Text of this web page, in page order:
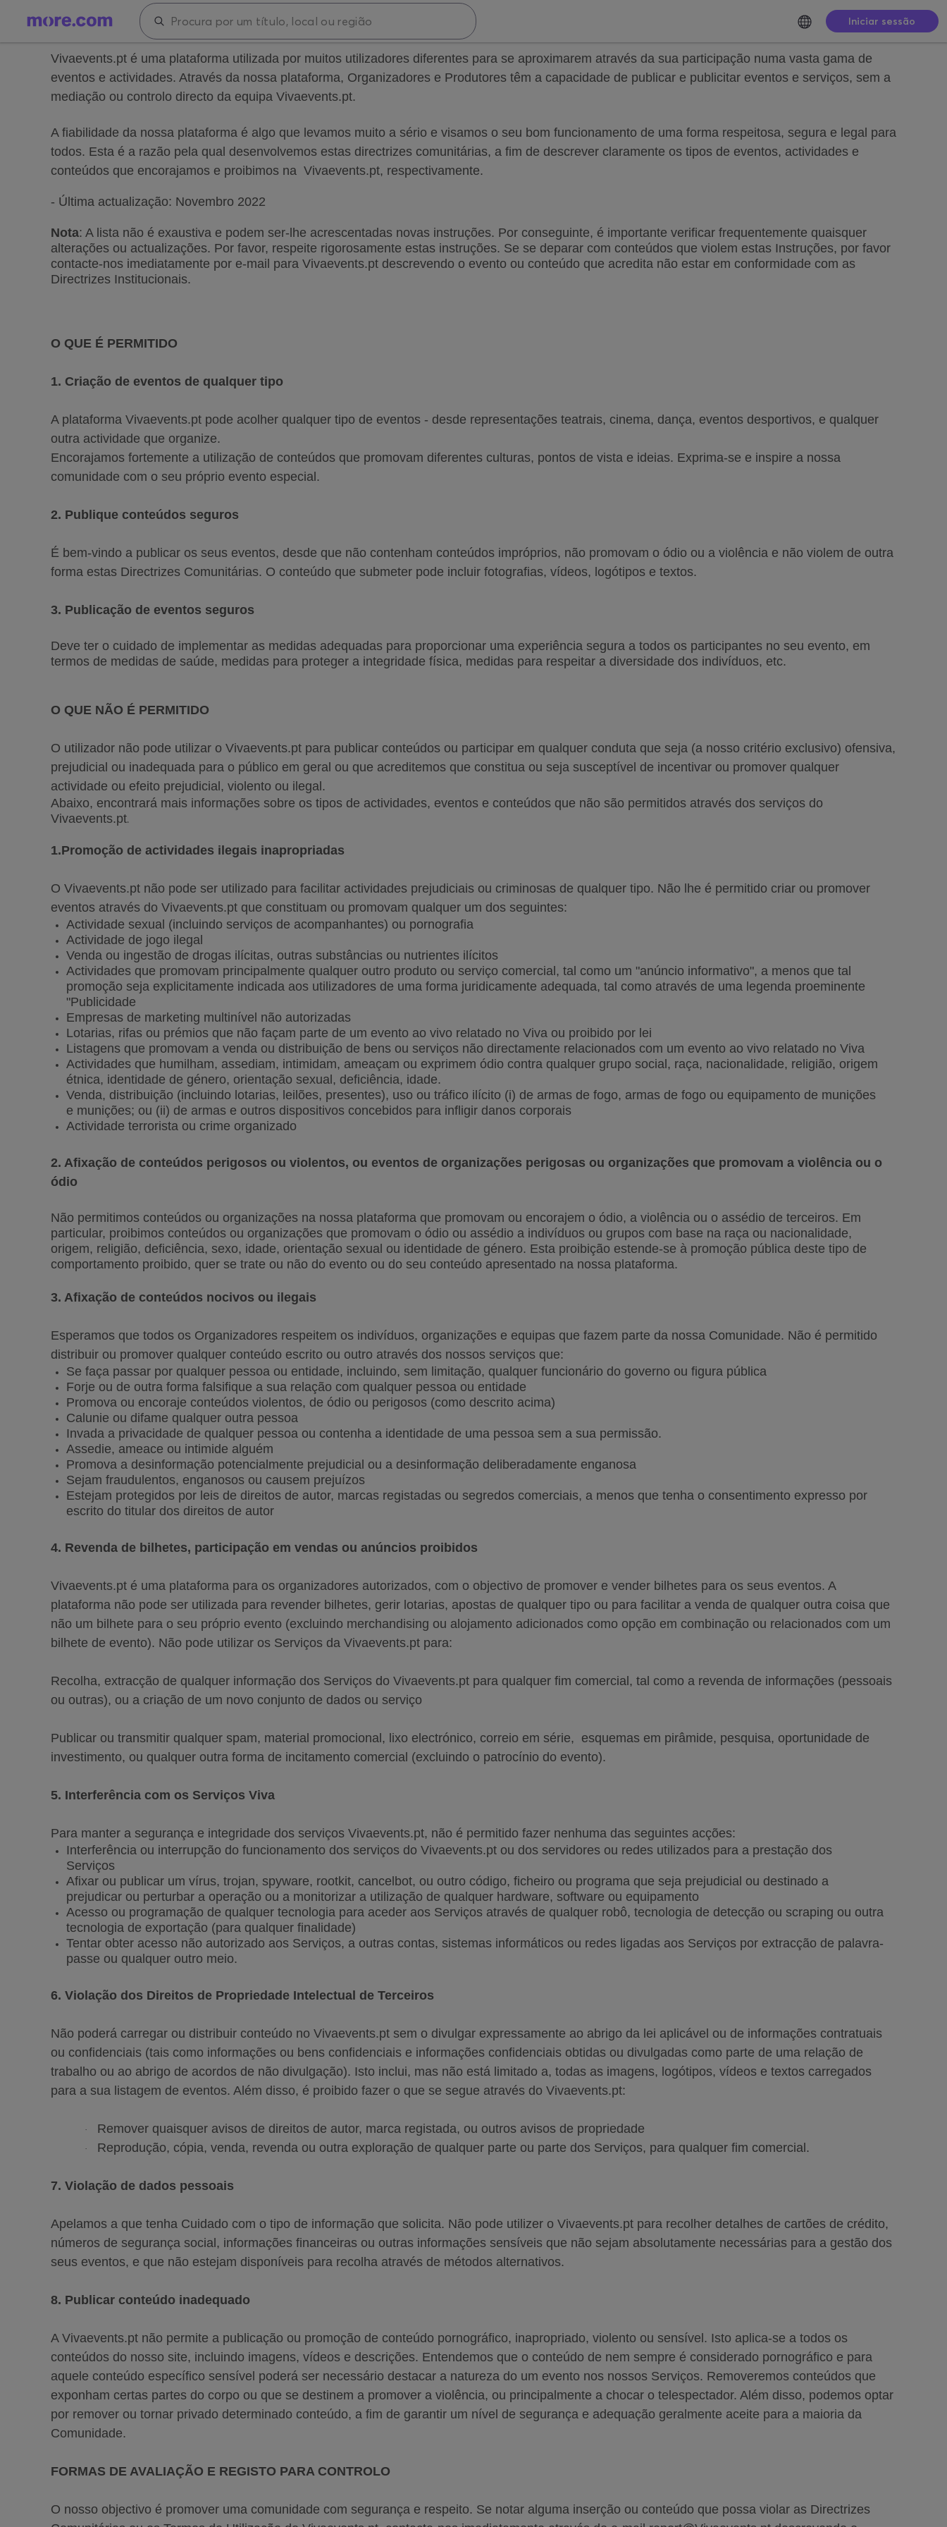
Iniciar sessão
Vivaevents.pt é uma plataforma utilizada por muitos utilizadores diferentes para se aproximarem através da sua participação numa vasta gama de
eventos e actividades. Através da nossa plataforma, Organizadores e Produtores têm a capacidade de publicar e publicitar eventos e serviços, sem a
mediação ou controlo directo da equipa Vivaevents.pt.
A fiabilidade da nossa plataforma é algo que levamos muito a sério e visamos o seu bom funcionamento de uma forma respeitosa, segura e legal para
todos. Esta é a razão pela qual desenvolvemos estas directrizes comunitárias, a fim de descrever claramente os tipos de eventos, actividades e
conteúdos que encorajamos e proibimos na Vivaevents.pt, respectivamente.
- Última actualização: Novembro 2022
Nota: A lista não é exaustiva e podem ser-lhe acrescentadas novas instruções. Por conseguinte, é importante verificar frequentemente quaisquer
alterações ou actualizações. Por favor, respeite rigorosamente estas instruções. Se se deparar com conteúdos que violem estas Instruções, por favor
contacte-nos imediatamente por e-mail para Vivaevents.pt descrevendo o evento ou conteúdo que acredita não estar em conformidade com as
Directrizes Institucionais.
O QUE É PERMITIDO
1. Criação de eventos de qualquer tipo
A plataforma Vivaevents.pt pode acolher qualquer tipo de eventos - desde representações teatrais, cinema, dança, eventos desportivos, e qualquer
outra actividade que organize.
Encorajamos fortemente a utilização de conteúdos que promovam diferentes culturas, pontos de vista e ideias. Exprima-se e inspire a nossa
comunidade com o seu próprio evento especial.
2. Publique conteúdos seguros
É bem-vindo a publicar os seus eventos, desde que não contenham conteúdos impróprios, não promovam o ódio ou a violência e não violem de outra
forma estas Directrizes Comunitárias. O conteúdo que submeter pode incluir fotografias, vídeos, logótipos e textos.
3. Publicação de eventos seguros
Deve ter o cuidado de implementar as medidas adequadas para proporcionar uma experiência segura a todos os participantes no seu evento, em
termos de medidas de saúde, medidas para proteger a integridade física, medidas para respeitar a diversidade dos indivíduos, etc.
O QUE NÃO É PERMITIDO
O utilizador não pode utilizar o Vivaevents.pt para publicar conteúdos ou participar em qualquer conduta que seja (a nosso critério exclusivo) ofensiva,
prejudicial ou inadequada para o público em geral ou que acreditemos que constitua ou seja susceptível de incentivar ou promover qualquer
actividade ou efeito prejudicial, violento ou ilegal.
Abaixo, encontrará mais informações sobre os tipos de actividades, eventos e conteúdos que não são permitidos através dos serviços do
Vivaevents.pt.
1.Promoção de actividades ilegais inapropriadas
O Vivaevents.pt não pode ser utilizado para facilitar actividades prejudiciais ou criminosas de qualquer tipo. Não lhe é permitido criar ou promover
eventos através do Vivaevents.pt que constituam ou promovam qualquer um dos seguintes:
Actividade sexual (incluindo serviços de acompanhantes) ou pornografia
Actividade de jogo ilegal
Venda ou ingestão de drogas ilícitas, outras substâncias ou nutrientes ilícitos
Actividades que promovam principalmente qualquer outro produto ou serviço comercial, tal como um "anúncio informativo", a menos que tal
promoção seja explicitamente indicada aos utilizadores de uma forma juridicamente adequada, tal como através de uma legenda proeminente
"Publicidade
Empresas de marketing multinível não autorizadas
Lotarias, rifas ou prémios que não façam parte de um evento ao vivo relatado no Viva ou proibido por lei
Listagens que promovam a venda ou distribuição de bens ou serviços não directamente relacionados com um evento ao vivo relatado no Viva
Actividades que humilham, assediam, intimidam, ameaçam ou exprimem ódio contra qualquer grupo social, raça, nacionalidade, religião, origem
étnica, identidade de género, orientação sexual, deficiência, idade.
Venda, distribuição (incluindo lotarias, leilões, presentes), uso ou tráfico ilícito (i) de armas de fogo, armas de fogo ou equipamento de munições
e munições; ou (ii) de armas e outros dispositivos concebidos para infligir danos corporais
Actividade terrorista ou crime organizado
2. Afixação de conteúdos perigosos ou violentos, ou eventos de organizações perigosas ou organizações que promovam a violência ou o
ódio
Não permitimos conteúdos ou organizações na nossa plataforma que promovam ou encorajem o ódio, a violência ou o assédio de terceiros. Em
particular, proibimos conteúdos ou organizações que promovam o ódio ou assédio a indivíduos ou grupos com base na raça ou nacionalidade,
origem, religião, deficiência, sexo, idade, orientação sexual ou identidade de género. Esta proibição estende-se à promoção pública deste tipo de
comportamento proibido, quer se trate ou não do evento ou do seu conteúdo apresentado na nossa plataforma.
3. Afixação de conteúdos nocivos ou ilegais
Esperamos que todos os Organizadores respeitem os indivíduos, organizações e equipas que fazem parte da nossa Comunidade. Não é permitido
distribuir ou promover qualquer conteúdo escrito ou outro através dos nossos serviços que:
Se faça passar por qualquer pessoa ou entidade, incluindo, sem limitação, qualquer funcionário do governo ou figura pública
Forje ou de outra forma falsifique a sua relação com qualquer pessoa ou entidade
Promova ou encoraje conteúdos violentos, de ódio ou perigosos (como descrito acima)
Calunie ou difame qualquer outra pessoa
Invada a privacidade de qualquer pessoa ou contenha a identidade de uma pessoa sem a sua permissão.
Assedie, ameace ou intimide alguém
Promova a desinformação potencialmente prejudicial ou a desinformação deliberadamente enganosa
Sejam fraudulentos, enganosos ou causem prejuízos
Estejam protegidos por leis de direitos de autor, marcas registadas ou segredos comerciais, a menos que tenha o consentimento expresso por
escrito do titular dos direitos de autor
4. Revenda de bilhetes, participação em vendas ou anúncios proibidos
Vivaevents.pt é uma plataforma para os organizadores autorizados, com o objectivo de promover e vender bilhetes para os seus eventos. A
plataforma não pode ser utilizada para revender bilhetes, gerir lotarias, apostas de qualquer tipo ou para facilitar a venda de qualquer outra coisa que
não um bilhete para o seu próprio evento (excluindo merchandising ou alojamento adicionados como opção em combinação ou relacionados com um
bilhete de evento). Não pode utilizar os Serviços da Vivaevents.pt para:
Recolha, extracção de qualquer informação dos Serviços do Vivaevents.pt para qualquer fim comercial, tal como a revenda de informações (pessoais
ou outras), ou a criação de um novo conjunto de dados ou serviço
Publicar ou transmitir qualquer spam, material promocional, lixo electrónico, correio em série, esquemas em pirâmide, pesquisa, oportunidade de
investimento, ou qualquer outra forma de incitamento comercial (excluindo o patrocínio do evento).
5. Interferência com os Serviços Viva
Para manter a segurança e integridade dos serviços Vivaevents.pt, não é permitido fazer nenhuma das seguintes acções:
Interferência ou interrupção do funcionamento dos serviços do Vivaevents.pt ou dos servidores ou redes utilizados para a prestação dos
Serviços
Afixar ou publicar um vírus, trojan, spyware, rootkit, cancelbot, ou outro código, ficheiro ou programa que seja prejudicial ou destinado a
prejudicar ou perturbar a operação ou a monitorizar a utilização de qualquer hardware, software ou equipamento
Acesso ou programação de qualquer tecnologia para aceder aos Serviços através de qualquer robô, tecnologia de detecção ou scraping ou outra
tecnologia de exportação (para qualquer finalidade)
Tentar obter acesso não autorizado aos Serviços, a outras contas, sistemas informáticos ou redes ligadas aos Serviços por extracção de palavra-
passe ou qualquer outro meio.
6. Violação dos Direitos de Propriedade Intelectual de Terceiros
Não poderá carregar ou distribuir conteúdo no Vivaevents.pt sem o divulgar expressamente ao abrigo da lei aplicável ou de informações contratuais
ou confidenciais (tais como informações ou bens confidenciais e informações confidenciais obtidas ou divulgadas como parte de uma relação de
trabalho ou ao abrigo de acordos de não divulgação). Isto inclui, mas não está limitado a, todas as imagens, logótipos, vídeos e textos carregados
para a sua listagem de eventos. Além disso, é proibido fazer o que se segue através do Vivaevents.pt:
· Remover quaisquer avisos de direitos de autor, marca registada, ou outros avisos de propriedade
· Reprodução, cópia, venda, revenda ou outra exploração de qualquer parte ou parte dos Serviços, para qualquer fim comercial.
7. Violação de dados pessoais
Apelamos a que tenha Cuidado com o tipo de informação que solicita. Não pode utilizer o Vivaevents.pt para recolher detalhes de cartões de crédito,
números de segurança social, informações financeiras ou outras informações sensíveis que não sejam absolutamente necessárias para a gestão dos
seus eventos, e que não estejam disponíveis para recolha através de métodos alternativos.
8. Publicar conteúdo inadequado
A Vivaevents.pt não permite a publicação ou promoção de conteúdo pornográfico, inapropriado, violento ou sensível. Isto aplica-se a todos os
conteúdos do nosso site, incluindo imagens, vídeos e descrições. Entendemos que o conteúdo de nem sempre é considerado pornográfico e para
aquele conteúdo específico sensível poderá ser necessário destacar a natureza do um evento nos nossos Serviços. Removeremos conteúdos que
exponham certas partes do corpo ou que se destinem a promover a violência, ou principalmente a chocar o telespectador. Além disso, podemos optar
por remover ou tornar privado determinado conteúdo, a fim de garantir um nível de segurança e adequação geralmente aceite para a maioria da
Comunidade.
FORMAS DE AVALIAÇÃO E REGISTO PARA CONTROLO
O nosso objectivo é promover uma comunidade com segurança e respeito. Se notar alguma inserção ou conteúdo que possa violar as Directrizes